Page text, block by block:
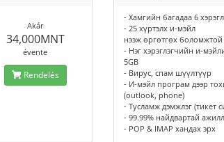
Akár
34,000MNT
évente
Rendelés
- Хамгийн багадаа 6
- 25 хүртэлх и-мэйл
нээж өргөтгөх боломжтой
- Нэг хэрэглэгчийн и-
5GB
- Вирус, спам шүүлтүүр
- И-мэйл програм дээр
(outlook, phone)
- Тусламж дэмжлэг (тикет
- 99.99% найдвартай
- POP & IMAP хандах эрх